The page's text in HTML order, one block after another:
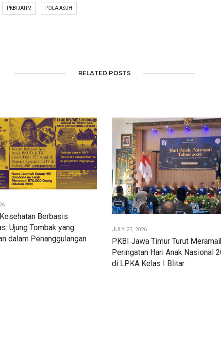
PKBIJATIM POLA ASUH
RELATED POSTS
Berbasis
Ujung Tombak yang
dalam Penanggulangan
JULY 23, 2026
PKBI Jawa Timur Turut
Peringatan Hari Anak Nasional
di LPKA Kelas I Blitar